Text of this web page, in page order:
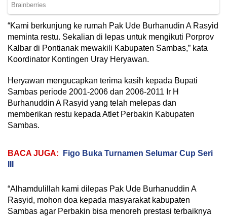
“Kami berkunjung ke rumah Pak Ude Burhanudin A Rasyid
meminta restu. Sekalian di lepas untuk mengikuti Porprov
Kalbar di Pontianak mewakili Kabupaten Sambas,” kata
Koordinator Kontingen Uray Heryawan.
Heryawan mengucapkan terima kasih kepada Bupati
Sambas periode 2001-2006 dan 2006-2011 Ir H
Burhanuddin A Rasyid yang telah melepas dan
memberikan restu kepada Atlet Perbakin Kabupaten
Sambas.
BACA JUGA:
Figo Buka Turnamen Selumar Cup Seri
“Alhamdulillah kami dilepas Pak Ude Burhanuddin A
Rasyid, mohon doa kepada masyarakat kabupaten
Sambas agar Perbakin bisa menoreh prestasi terbaiknya